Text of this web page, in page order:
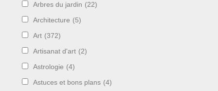
Arbres du jardin (22)
Architecture (5)
Art (372)
Artisanat d'art (2)
Astrologie (4)
Astuces et bons plans (4)